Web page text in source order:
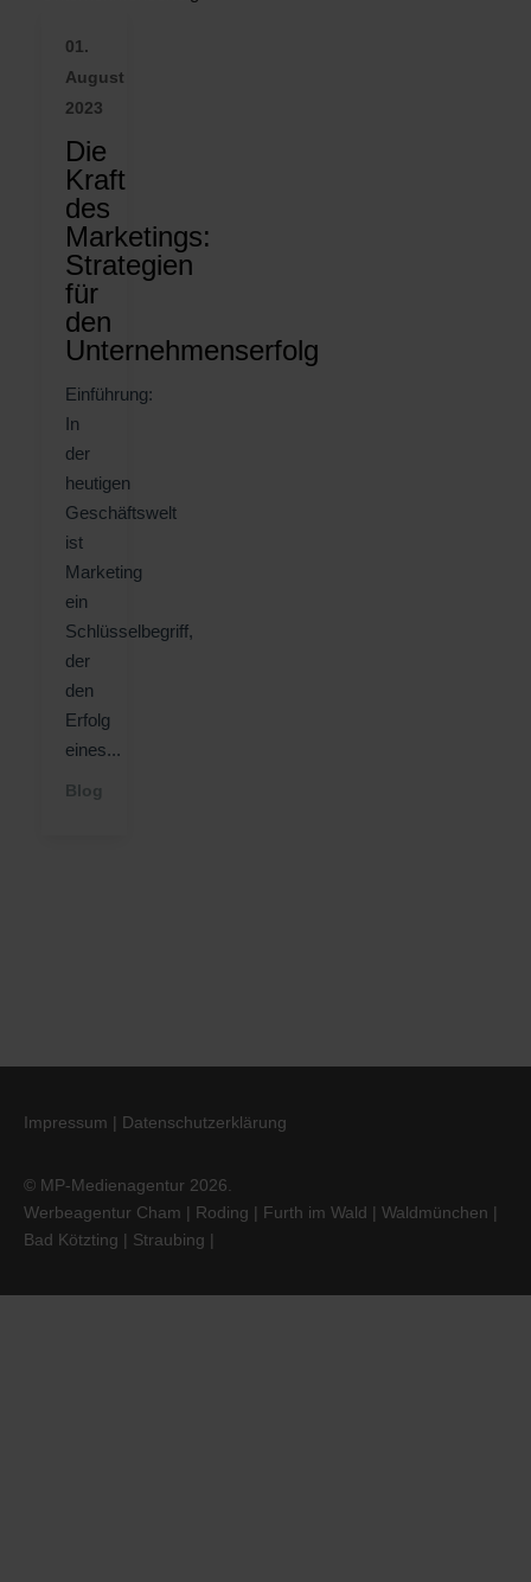
01.
August
2023
Die
Kraft
des
Marketings:
Strategien
für
den
Unternehmenserfolg
Einführung:
In
der
heutigen
Geschäftswelt
ist
Marketing
ein
Schlüsselbegriff,
der
den
Erfolg
eines...
Blog
Impressum | Datenschutzerklärung
© MP-Medienagentur 2026.
Werbeagentur Cham | Roding | Furth im Wald | Waldmünchen |
Bad Kötzting | Straubing |